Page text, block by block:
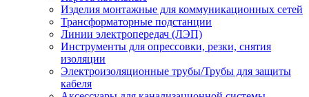
Изделия монтажные для коммуникационных сетей
Трансформаторные подстанции
Линии электропередач (ЛЭП)
Инструменты для опрессовки, резки, снятия
изоляции
Электроизоляционные трубы/Трубы для защиты
кабеля